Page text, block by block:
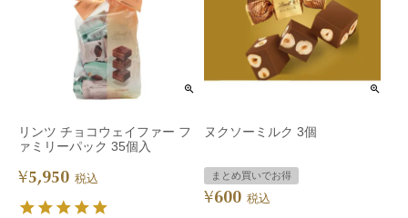
リンツ チョコウェイファー フ
ァミリーパック 35個入
¥5,950 税込
ヌクソーミルク 3個
まとめ買いでお得
¥600 税込